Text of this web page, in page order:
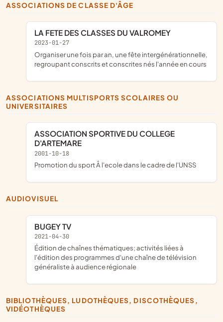
ASSOCIATIONS DE CLASSE D'ÂGE
LA FETE DES CLASSES DU VALROMEY
2023-01-27
organiser une fois par an, une fête intergénérationnelle,
regroupant conscrits et conscrites nés l'année en cours
ASSOCIATIONS MULTISPORTS SCOLAIRES OU
UNIVERSITAIRES
ASSOCIATION SPORTIVE DU COLLEGE
D'ARTEMARE
2001-10-18
promotion du sport Â l'ecole dans le cadre de l'UNSS
AUDIOVISUEL
BUGEY TV
2021-04-30
édition de chaînes thématiques; activités liées à
l'édition des programmes d'une chaîne de télévision
généraliste à audience régionale
BIBLIOTHÈQUES, LUDOTHÈQUES, DISCOTHÈQUES,
VIDÉOTHÈQUES